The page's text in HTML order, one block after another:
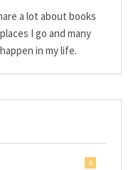
a lot about books
I go and many
in my life.
4